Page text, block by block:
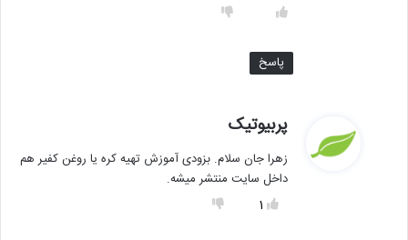
پاسخ
پربیوتیک
ت
:
زهرا جان سلام. بزودی آموزش تهیه کره یا روغن کفیر هم
داخل سایت منتشر میشه.
1